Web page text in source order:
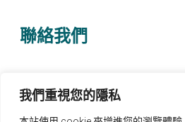
我們重視您的隱私
聯絡我們